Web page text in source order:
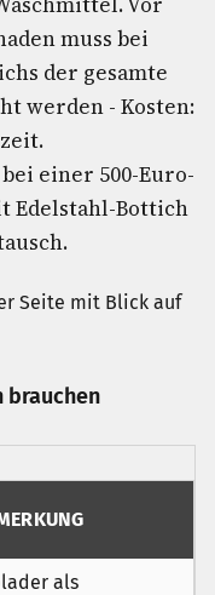
muss bei
der gesamte
werden - Kosten:
einer 500-Euro-
Edelstahl-Bottich
brauchen
als